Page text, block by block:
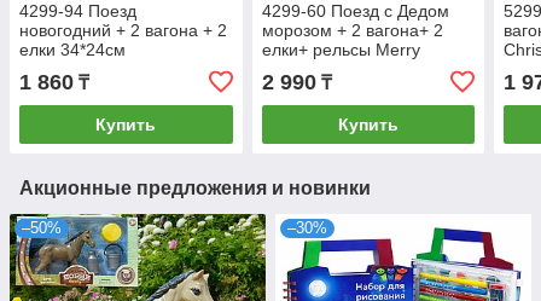
4299-94 Поезд
новогодний + 2 вагона + 2
елки 34*24см
1 860 ₸
Купить
4299-60 Поезд с Дедом
морозом + 2 вагона+ 2
елки+ рельсы Merry
Christmas 36*36см
2 990₸
Купить
1
Акционные предложения и новинки
–50% –30%